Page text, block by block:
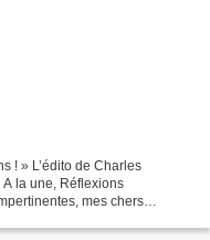
! » L’édito de Charles
la une, Réflexions
mes chers